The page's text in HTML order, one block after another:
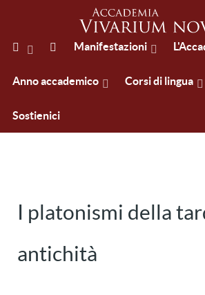
Manifestazioni
Anno accademico Corsi di lingua
Sostienici
I platonismi della
antichità